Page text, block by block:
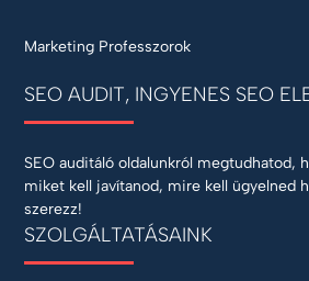
Marketing Professzorok
SEO AUDIT, INGYENES SEO
SEO auditáló oldalunkról megtudhatod,
miket kell javítanod, mire kell ügyelned
szerezz!
SZOLGÁLTATÁSAINK